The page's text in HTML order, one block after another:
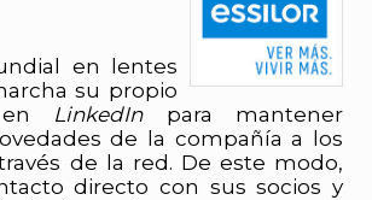
en lentes
su propio
en LinkedInpara mantener
de la compañía a los
de la red. De este modo,
directo con sus socios y